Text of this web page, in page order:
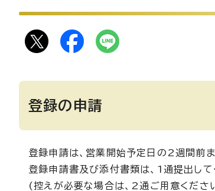
登録の申請
登録申請は、営業開始予定日の2週間前ま
登録申請書及び添付書類は、1通提出して
(控えが必要な場合は、2通ご用意くださ